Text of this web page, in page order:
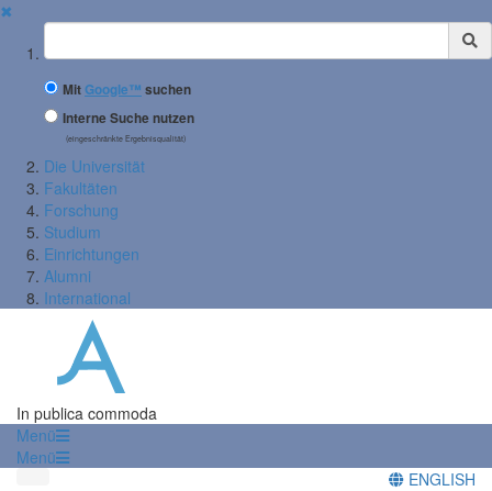
✖
Suchbegriff
MitGoogle™ suchen
Interne Suche nutzen
(eingeschränkte Ergebnisqualität)
Die Universität
Fakultäten
Forschung
Studium
Einrichtungen
Alumni
International
In publica commoda
Menü
Menü
ENGLISH